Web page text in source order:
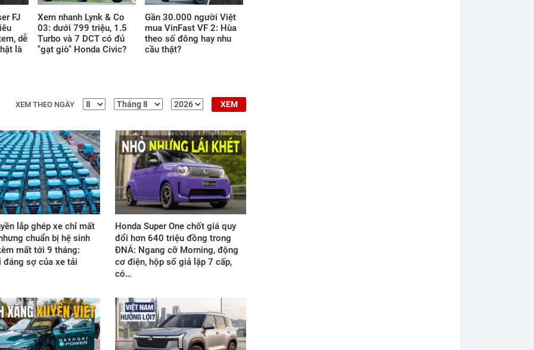
khắt khe thách thức mọi giới
hạn thông thường của thế
giới vật chất.
FJ
dễ
là
Xem nhanh Lynk & Co
03: dưới 799 triệu, 1.5
Turbo và 7 DCT có đủ
"gạt giò" Honda Civic?
Gần 30.000 người Việt
mua VinFast VF 2: Hùa
theo số đông hay nhu
cầu thật?
XEM THEO NGÀY XEM
lắp ghép xe chỉ mất
chuẩn bị hệ sinh
mất tới 9 tháng:
đáng sợ của xe tải
Honda Super One chốt giá quy
đổi hơn 640 triệu đồng trong
ĐNÁ: Ngang cỡ Morning, động
cơ điện, hộp số giả lập 7 cấp,
có…